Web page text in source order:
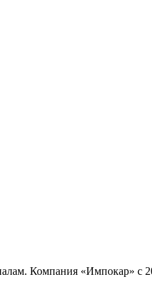
Компания «Импокар» с